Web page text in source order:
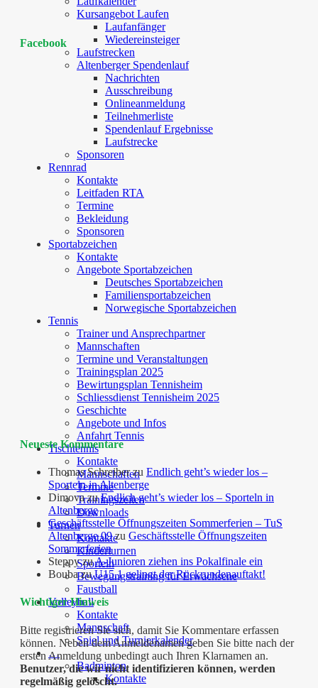
Kursangebot Laufen
Laufanfänger
Wiedereinsteiger
Laufstrecken
Altenberger Spendenlauf
Nachrichten
Ausschreibung
Onlineanmeldung
Teilnehmerliste
Spendenlauf Ergebnisse
Laufstrecke
Sponsoren
Rennrad
Kontakte
Leitfaden RTA
Termine
Bekleidung
Sponsoren
Sportabzeichen
Kontakte
Angebote Sportabzeichen
Deutsches Sportabzeichen
Familiensportabzeichen
Norwegische Sportabzeichen
Tennis
Trainer und Ansprechpartner
Mannschaften
Termine und Veranstaltungen
Trainingsplan 2025
Bewirtungsplan Tennisheim
Schliessdienst Tennisheim 2025
Geschichte
Angebote und Infos
Anfahrt Tennis
Tischtennis
Kontakte
Mannschaften
Termine
Trainingszeiten
Downloads
Turnen
Kontakte
Kinderturnen
Sporteln
Bewegungstraining für Erwachsene
Faustball
Volleyball
Kontakte
Mannschaft
Spiel und Turnierkalender
…
Badminton
Kontakte
Facebook
Neueste Kommentare
Thomas Schreiberzu Endlich geht’s wieder los –
Sporteln in Altenberge
DimovazuEndlich geht’s wieder los – Sporteln in
Altenberge
Geschäftsstelle Öffnungszeiten Sommerferien – TuS
Altenberge 09zu Geschäftsstelle Öffnungszeiten
Sommerferien
SteppyzuA-Junioren ziehen ins Pokalfinale ein
BoubazuU15.1 gelingt der Rückrundenauftakt!
Wichtiger Hinweis
Bitte registrieren Sie sich, damit Sie Kommentare erfassen
können. Neben dem Anmeldenamen geben Sie bitte nach der
ersten Anmeldung unbedingt auch Ihren Klarnamen an.
Benutzer, die wir nicht identifizieren können, werden
regelmäßig gelöscht.